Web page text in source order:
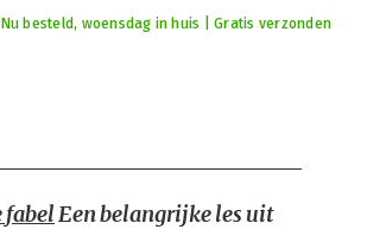
Nu besteld, woensdag in huis | Gratis verzonden
fabelEen belangrijke les uit